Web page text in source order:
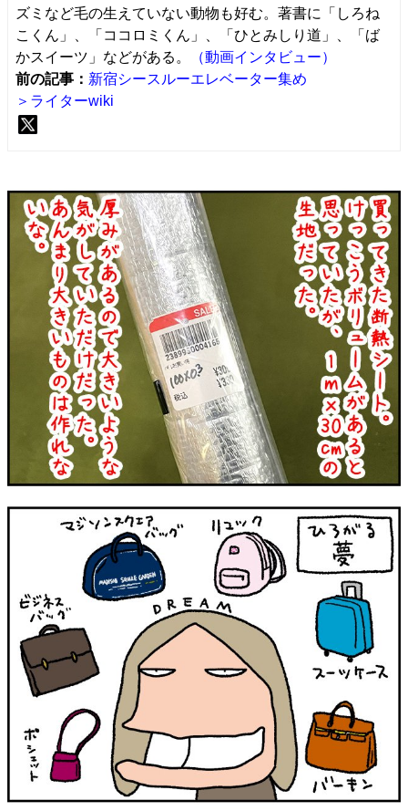
ズミなど毛の生えていない動物も好む。著書に「しろね
こくん」、「ココロミくん」、「ひとみしり道」、「ば
かスイーツ」などがある。
（動画インタビュー）
前の記事： 新宿シースルーエレベーター集め
＞ライターwiki